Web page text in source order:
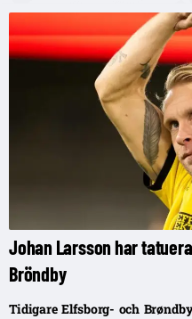
Johan Larsson har
Bröndby
Tidigare Elfsborg- och